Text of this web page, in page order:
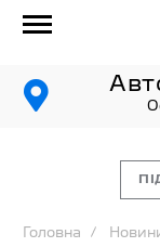
Головна